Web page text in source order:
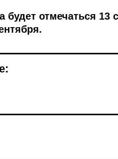
будет отмечаться 13